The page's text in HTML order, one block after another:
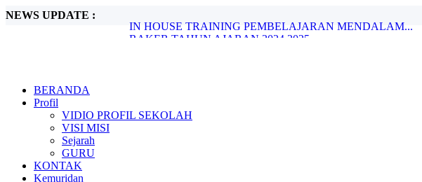
NEWS UPDATE :
RAKER TAHUN AJARAN 2024 2025...
Latihan Lanjutan Kepemimpinan 2024...
Selamat kepada Para pemenang lomba Tilawatil Quran kelurahan...
BERANDA
Profil
VIDIO PROFIL SEKOLAH
VISI MISI
Sejarah
GURU
KONTAK
Kemuridan